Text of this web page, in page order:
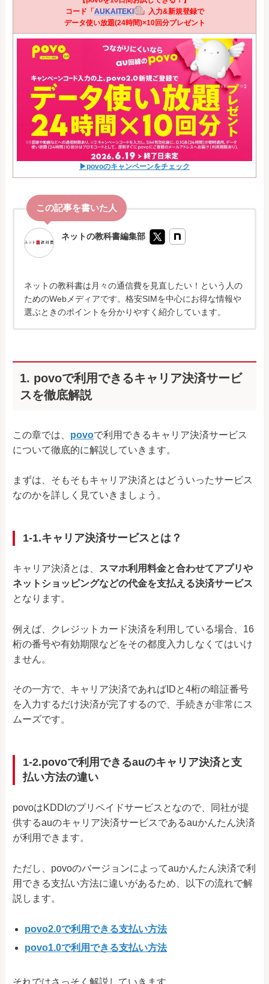
コード「AUKAITEKI
」入力&新規登録で
データ使い放題(24時間)×10回分プレゼント
▶povoのキャンペーンをチェック
ネットの教科書編集部
ネットの教科書は月々の通信費を見直したい！という人の
ためのWebメディアです。格安SIMを中心にお得な情報や
選ぶときのポイントを分かりやすく紹介しています。
1. povoで利用できるキャリア決済サービ
スを徹底解説
この章では、 povoで利用できるキャリア決済サービス
について徹底的に解説していきます。
まずは、そもそもキャリア決済とはどういったサービス
なのかを詳しく見ていきましょう。
1-1.キャリア決済サービスとは？
キャリア決済とは、
スマホ利用料金と合わせてアプリや
ネットショッピングなどの代金を支払える決済サービス
となります。
例えば、クレジットカード決済を利用している場合、16
桁の番号や有効期限などをその都度入力しなくてはいけ
ません。
その一方で、キャリア決済であればIDと4桁の暗証番号
を入力するだけ決済が完了するので、手続きが非常にス
ムーズです。
1-2.povoで利用できるauのキャリア決済と支
払い方法の違い
povoはKDDIのプリペイドサービスとなので、同社が提
供するauのキャリア決済サービスであるauかんたん決済
が利用できます。
ただし、povoのバージョンによってauかんたん決済で利
用できる支払い方法に違いがあるため、以下の流れで解
説します。
povo2.0で利用できる支払い方法
povo1.0で利用できる支払い方法
それではさっそく解説していきます。